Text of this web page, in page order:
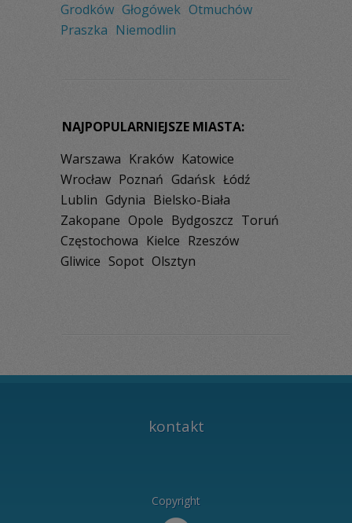
Grodków Głogówek Otmuchów
Praszka Niemodlin
NAJPOPULARNIEJSZE MIASTA:
Warszawa Kraków Katowice
Wrocław Poznań Gdańsk Łódź
Lublin Gdynia Bielsko-Biała
Zakopane Opole Bydgoszcz Toruń
Częstochowa Kielce Rzeszów
Gliwice Sopot Olsztyn
kontakt
Copyright